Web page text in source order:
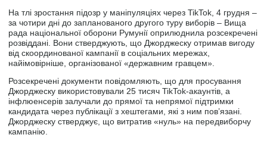
На тлі зростання підозр у маніпуляціях через TikTok, 4 грудня –
за чотири дні до запланованого другого туру виборів – Вища
рада національної оборони Румунії оприлюднила розсекречені
розвіддані. Вони стверджують, що Джорджеску отримав вигоду
від скоординованої кампанії в соціальних мережах,
найімовірніше, організованої «державним гравцем».
Розсекречені документи повідомляють, що для просування
Джорджеску використовували 25 тисяч TikTok-акаунтів, а
інфлюенсерів залучали до прямої та непрямої підтримки
кандидата через публікації з хештегами, які з ним пов’язані.
Джорджеску стверджує, що витратив «нуль» на передвиборчу
кампанію.